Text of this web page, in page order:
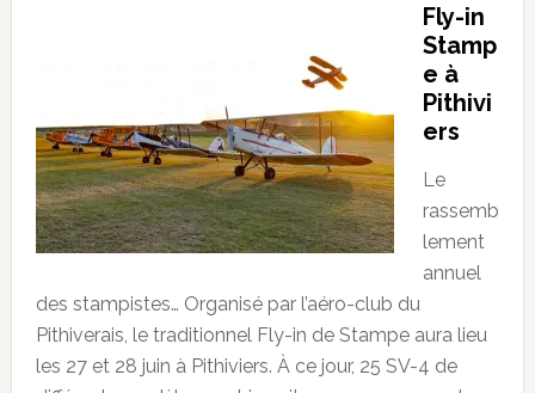
Fly-in
Stamp
e à
Pithivi
ers
Le
rassemb
lement
annuel
des stampistes… Organisé par l’aéro-club du
Pithiverais, le traditionnel Fly-in de Stampe aura lieu
les 27 et 28 juin à Pithiviers. À ce jour, 25 SV-4 de